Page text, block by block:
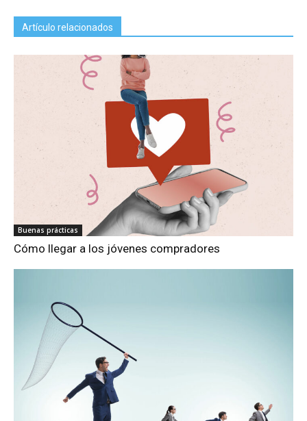
Artículo relacionados
Buenas prácticas
Cómo llegar a los jóvenes compradores